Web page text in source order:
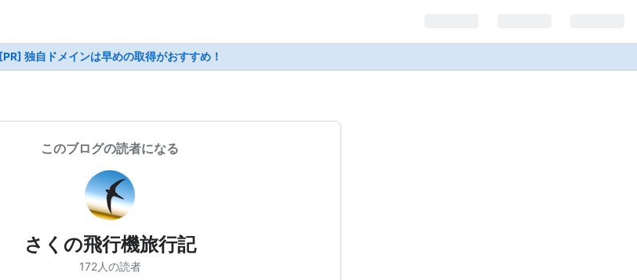
[PR] 独自ドメインは早めの取得がおすすめ！
このブログの読者になる
さくの飛行機旅行記
172人の読者